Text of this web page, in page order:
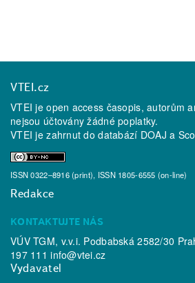
VTEI.cz
VTEI je open access časopis, autorům
nejsou účtovány žádné poplatky.
VTEI je zahrnut do databází DOAJ a
ISSN 0322–8916 (print), ISSN 1805-6555 (on-line)
Redakce
KONTAKTUJTE NÁS
VÚV TGM, v.v.i. Podbabská 2582/30
197 111info@vtei.cz
Vydavatel